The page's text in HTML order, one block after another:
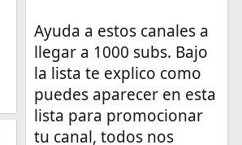
Ayuda a estos canales a
llegar a 1000 subs. Bajo
la lista te explico como
puedes aparecer en esta
lista para promocionar
tu canal, todos nos